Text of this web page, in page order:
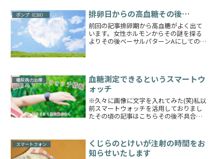
ポンプ（CSII） 排卵日からの高血糖その後…
前回の記事排卵期から高血糖がよく出て
います。女性ホルモンからその謎を探る
よりその後ベーサルパターンAにしての経
糖尿病の治療
血糖測定できるというスマートウ
ォッチ
※久々に画像に文字を入れてみた(笑)私以
前スマートウォッチを活用しておりまし
たその頃の記事はこちらその後不具合も
売】CASIO STANDARD カシオ スタンダー
ド...
スマートフォン
くじらのとけいが注射の時間をお
知らせいたします